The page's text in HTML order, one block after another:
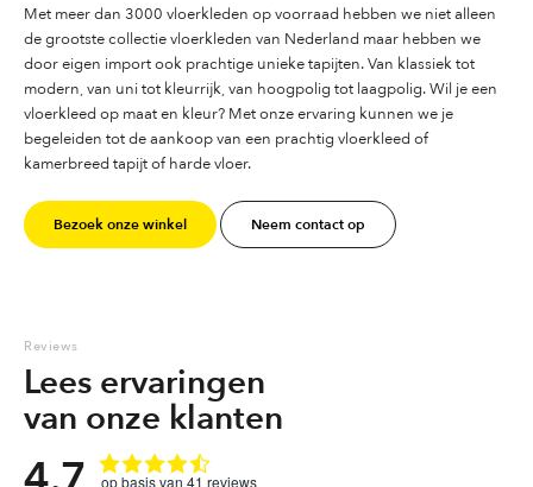
Met meer dan 3000 vloerkleden op voorraad hebben we niet alleen
de grootste collectie vloerkleden van Nederland maar hebben we
door eigen import ook prachtige unieke tapijten. Van klassiek tot
modern, van uni tot kleurrijk, van hoogpolig tot laagpolig. Wil je een
vloerkleed op maat en kleur? Met onze ervaring kunnen we je
begeleiden tot de aankoop van een prachtig vloerkleed of
kamerbreed tapijt of harde vloer.
Bezoek onze winkel Neem contact op
Reviews
Lees ervaringen
van onze klanten
41 reviews